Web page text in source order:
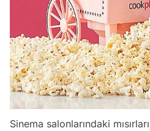
Sinema salonlarındaki